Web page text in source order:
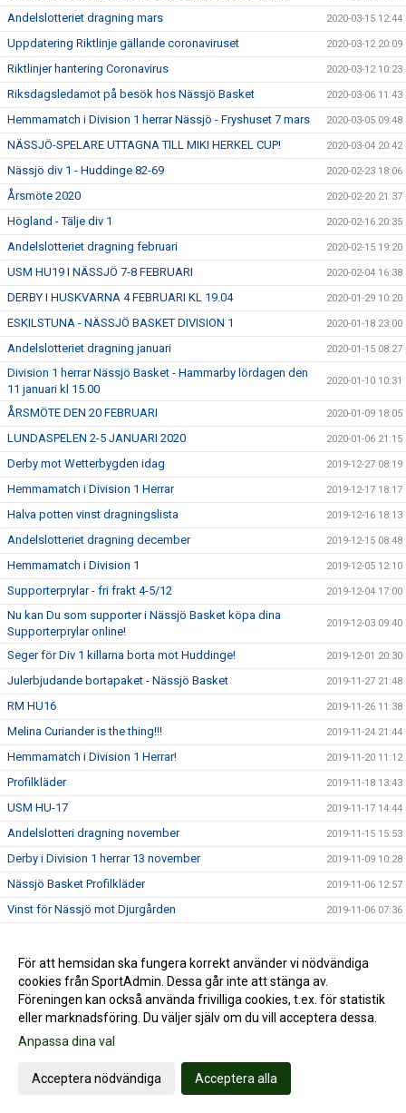
Andelslotteriet dragning mars 2020-03-15 12:44
Uppdatering Riktlinje gällande coronaviruset 2020-03-12 20:09
Riktlinjer hantering Coronavirus 2020-03-12 10:23
Riksdagsledamot på besök hos Nässjö Basket 2020-03-06 11:43
Hemmamatch i Division 1 herrar Nässjö - Fryshuset 7 mars 2020-03-05 09:48
NÄSSJÖ-SPELARE UTTAGNA TILL MIKI HERKEL CUP! 2020-03-04 20:42
Nässjö div 1 - Huddinge 82-69 2020-02-23 18:06
Årsmöte 2020 2020-02-20 21:37
Högland - Tälje div 1 2020-02-16 20:35
Andelslotteriet dragning februari 2020-02-15 19:20
USM HU19 I NÄSSJÖ 7-8 FEBRUARI 2020-02-04 16:38
DERBY I HUSKVARNA 4 FEBRUARI KL 19.04 2020-01-29 10:20
ESKILSTUNA - NÄSSJÖ BASKET DIVISION 1 2020-01-18 23:00
Andelslotteriet dragning januari 2020-01-15 08:27
Division 1 herrar Nässjö Basket - Hammarby lördagen den
11 januari kl 15.00
2020-01-10 10:31
ÅRSMÖTE DEN 20 FEBRUARI 2020-01-09 18:05
LUNDASPELEN 2-5 JANUARI 2020 2020-01-06 21:15
Derby mot Wetterbygden idag 2019-12-27 08:19
Hemmamatch i Division 1 Herrar 2019-12-17 18:17
Halva potten vinst dragningslista 2019-12-16 18:13
Andelslotteriet dragning december 2019-12-15 08:48
Hemmamatch i Division 1 2019-12-05 12:10
Supporterprylar - fri frakt 4-5/12 2019-12-04 17:00
Nu kan Du som supporter i Nässjö Basket köpa dina
Supporterprylar online!
2019-12-03 09:40
Seger för Div 1 killarna borta mot Huddinge! 2019-12-01 20:30
Julerbjudande bortapaket - Nässjö Basket 2019-11-27 21:48
RM HU16 2019-11-26 11:38
Melina Curiander is the thing!!! 2019-11-24 21:44
Hemmamatch i Division 1 Herrar! 2019-11-20 11:12
Profilkläder 2019-11-18 13:43
USM HU-17 2019-11-17 14:44
Andelslotteri dragning november 2019-11-15 15:53
Derby i Division 1 herrar 13 november 2019-11-09 10:28
Nässjö Basket Profilkläder 2019-11-06 12:57
Vinst för Nässjö mot Djurgården 2019-11-06 07:36
Andelslotteriet dragning oktober 2019-10-15 10:05
RM HU16 2019-10-09 18:58
Träningsstart för de yngsta lagen, basketskolan och
basketkul
2019-10-06 10:10
Motionsbasket för dam och herr kör nu igång!
Basketskolan startar upp 13/10
För att hemsidan ska fungera korrekt använder vi nödvändiga
cookies från SportAdmin. Dessa går inte att stänga av.
Föreningen kan också använda frivilliga cookies, t.ex. för statistik
eller marknadsföring. Du väljer själv om du vill acceptera dessa.
Anpassa dina val
Acceptera nödvändiga Acceptera alla